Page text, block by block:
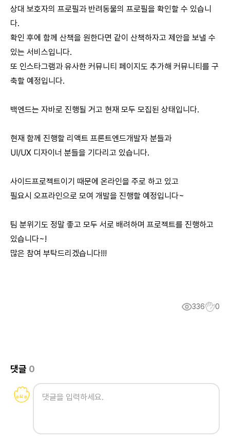
상대 보호자의 프로필과 반려동물의 프로필을 확인할 수 있습니
다.
확인 후에 함께 산책을 원한다면 같이 산책하자고 제안을 보낼 수
있는 서비스입니다.
또 인스타그램과 유사한 커뮤니티 페이지도 추가해 커뮤니티를 구
축할 예정입니다.
백엔드는 자바로 진행될 거고 현재 모두 모집된 상태입니다.
현재 함께 진행할 리액트 프론트엔드개발자 분들과
UI/UX 디자이너 분들을 기다리고 있습니다.
사이드프로젝트이기 때문에 온라인을 주로 하고 있고
필요시 오프라인으로 모여 개발을 진행할 예정입니다~
팀 분위기도 정말 좋고 모두 서로 배려하며 프로젝트를 진행하고
있습니다~!
많은 참여 부탁드리겠습니다!!!
336 0
댓글 0